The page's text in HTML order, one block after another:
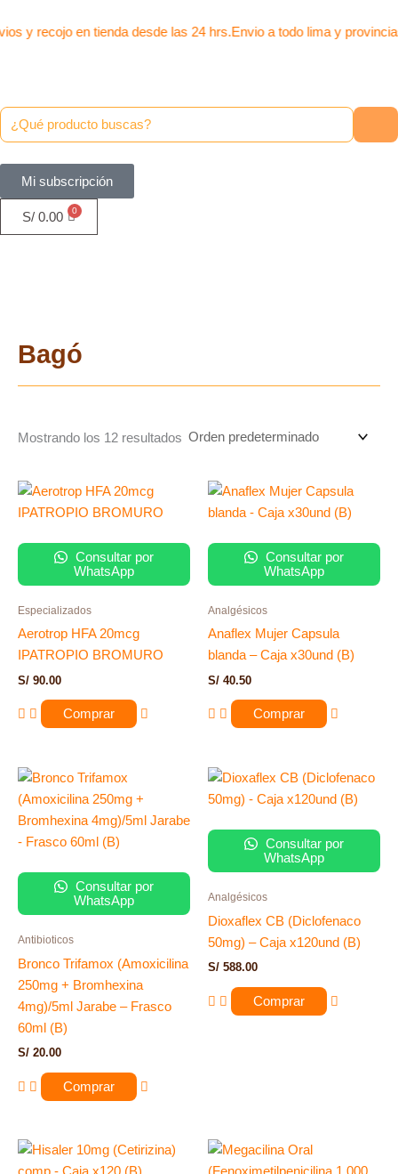
al
y recojo en tienda desde las 24 hrs.Envio a todo lima y
Mi subscripción
S/ 0.00
Bagó
Mostrando los 12 resultados
Consultar por
WhatsApp
Especializados
Aerotrop HFA 20mcg
IPATROPIO BROMURO
S/ 90.00
Comprar
Consultar por
WhatsApp
Analgésicos
Anaflex Mujer Capsula
blanda – Caja x30und (B)
S/ 40.50
Comprar
Consultar por
WhatsApp
Antibioticos
Bronco Trifamox (Amoxicilina
250mg + Bromhexina
4mg)/5ml Jarabe – Frasco
60ml (B)
S/ 20.00
Comprar
Consultar por
WhatsApp
Analgésicos
Dioxaflex CB (Diclofenaco
50mg) – Caja x120und (B)
S/ 588.00
Comprar